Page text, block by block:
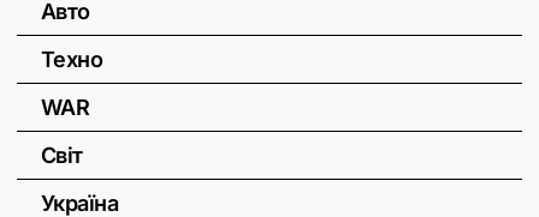
Авто
Техно
WAR
Світ
Україна